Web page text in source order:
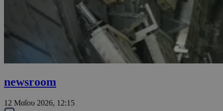
newsroom
12 Μαΐου 2026, 12:15